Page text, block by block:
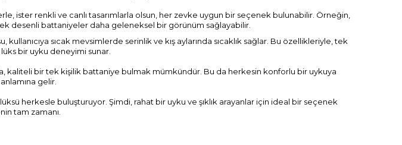
ister renkli ve canlı tasarımlarla olsun, her zevke uygun bir seçenek bulunabilir. Örneğin,
desenli battaniyeler daha geleneksel bir görünüm sağlayabilir.
sıcak mevsimlerde serinlik ve kış aylarında sıcaklık sağlar. Bu özellikleriyle, tek
bir uyku deneyimi sunar.
bir tek kişilik battaniye bulmak mümkündür. Bu da herkesin konforlu bir uykuya
gelir.
herkesle buluşturuyor. Şimdi, rahat bir uyku ve şıklık arayanlar için ideal bir seçenek
tam zamanı.